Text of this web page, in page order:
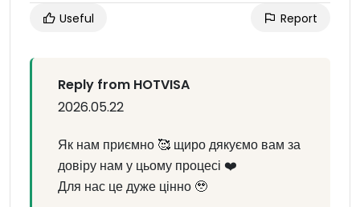
Useful Report
Reply from HOTVISA
2026.05.22
Як нам приємно 🥰 щиро дякуємо вам за
довіру нам у цьому процесі ❤️
Для нас це дуже цінно 🥹